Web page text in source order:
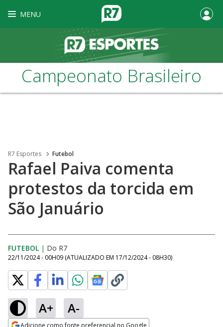
MENU
Campeonato Brasileiro
R7 Esportes Futebol
Rafael Paiva comenta
protestos da torcida em
São Januário
FUTEBOL | Do R7
22/11/2024 - 00H09 (ATUALIZADO EM 17/12/2024 - 08H30)
A+ A-
Adicione como fonte preferencial no Google